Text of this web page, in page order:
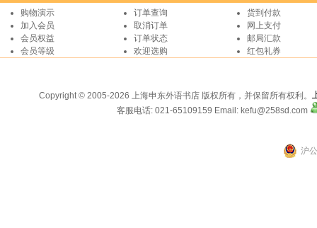
购物演示
加入会员
会员权益
会员等级
订单查询
取消订单
订单状态
欢迎选购
货到付款
网上支付
邮局汇款
红包礼券
Copyright © 2005-2026 上海申东外语书店 版权所有，并保留所有权利。
客服电话: 021-65109159 Email: kefu@258sd.com
沪